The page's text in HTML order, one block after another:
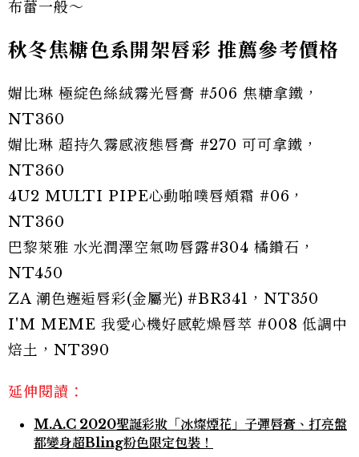
布蕾一般～
秋冬焦糖色系開架唇彩 推薦參考價格
媚比琳 極綻色絲絨霧光唇膏 #506 焦糖拿鐵，
NT360
媚比琳 超持久霧感液態唇膏 #270 可可拿鐵，
NT360
4U2 MULTI PIPE心動啪噗唇頰霜 #06，
NT360
巴黎萊雅 水光潤澤空氣吻唇露#304 橘鑽石，
NT450
ZA 潮色邂逅唇彩(金屬光) #BR341，NT350
I'M MEME 我愛心機好感乾燥唇萃 #008 低調中
焙土，NT390
延伸閱讀：
M.A.C 2020聖誕彩妝「冰燦煙花」子彈唇膏、打亮盤
都變身超Bling粉色限定包裝！